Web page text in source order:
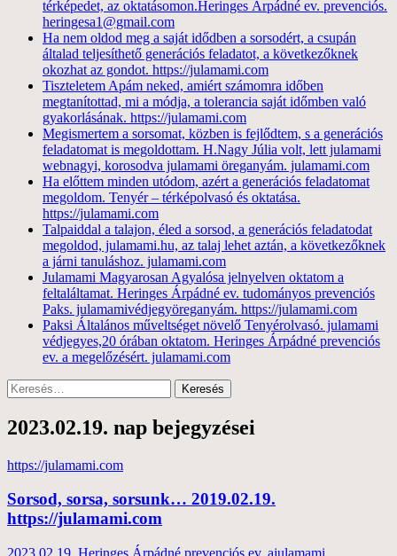
térképedet, az oktatásomon.Heringes Árpádné ev. prevenciós.
heringesa1@gmail.com
Ha nem oldod meg a saját idődben a sorsodért, a csupán
általad teljesíthető generációs feladatot, a következőknek
okozhat az gondot. https://julamami.com
Tiszteletem Apám neked, amiért számomra időben
megtanítottad, mi a módja, a tolerancia saját időmben való
gyakorlásának. https://julamami.com
Megismertem a sorsomat, közben is fejlődtem, s a generációs
feladatomat is megoldottam. H.Nagy Júlia volt, lett julamami
webnagyi, korosodva julamami öreganyám. julamami.com
Ha előttem minden utódom, azért a generációs feladatomat
megoldom. Tenyér – térképolvasó és oktatása.
https://julamami.com
Talpaiddal a talajon, éled a sorsod, a generációs feladatodat
megoldod, julamami.hu, az talaj lehet aztán, a következőknek
a járni tanuláshoz. julamami.com
Julamami Magyarosan Agyalósa jelnyelven oktatom a
feltaláltamat. Heringes Árpádné ev. tudományos prevenciós
Paks. julamamivédjegyöreganyám. https://julamami.com
Paksi Általános műveltséget növelő Tenyérolvasó. julamami
védjegyes,20 órában oktatom. Heringes Árpádné prevenciós
ev. a megelőzésért. julamami.com
Keresés:
2023.02.19. nap bejegyzései
https://julamami.com
Sorsod, sorsa, sorsunk… 2019.02.19.
https://julamami.com